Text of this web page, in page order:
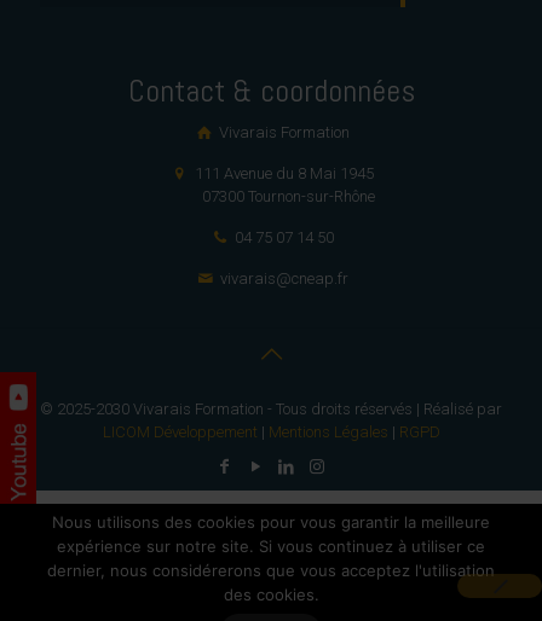
Contact & coordonnées
Vivarais Formation
111 Avenue du 8 Mai 1945
07300 Tournon-sur-Rhône
04 75 07 14 50
vivarais@cneap.fr
© 2025-2030 Vivarais Formation - Tous droits réservés | Réalisé par
LICOM Développement | Mentions Légales | RGPD
Nous utilisons des cookies pour vous garantir la meilleure
expérience sur notre site. Si vous continuez à utiliser ce
dernier, nous considérerons que vous acceptez l'utilisation
des cookies.